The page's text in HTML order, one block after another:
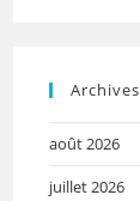
Archives
août 2026
juillet 2026